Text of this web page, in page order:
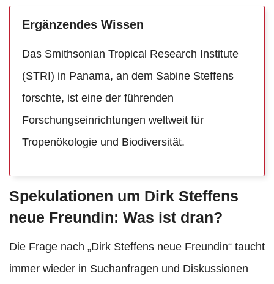
Ergänzendes Wissen
Das Smithsonian Tropical Research Institute
(STRI) in Panama, an dem Sabine Steffens
forschte, ist eine der führenden
Forschungseinrichtungen weltweit für
Tropenökologie und Biodiversität.
Spekulationen um Dirk Steffens
neue Freundin: Was ist dran?
Die Frage nach „Dirk Steffens neue Freundin“ taucht
immer wieder in Suchanfragen und Diskussionen